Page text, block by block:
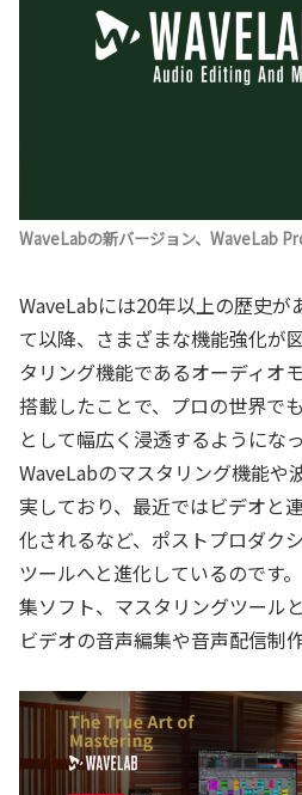
WaveLabの新バージョン、WaveLab
WaveLabには20年以上の歴史が
て以降、さまざまな機能強化が
タリング機能であるオーディオ
搭載したことで、プロの世界で
として幅広く浸透するようにな
WaveLabのマスタリング機能や
実しており、最近ではビデオと
化されるなど、ポストプロダク
ツールへと進化しているのです
集ソフト、マスタリングツール
ビデオの音声編集や音声配信制